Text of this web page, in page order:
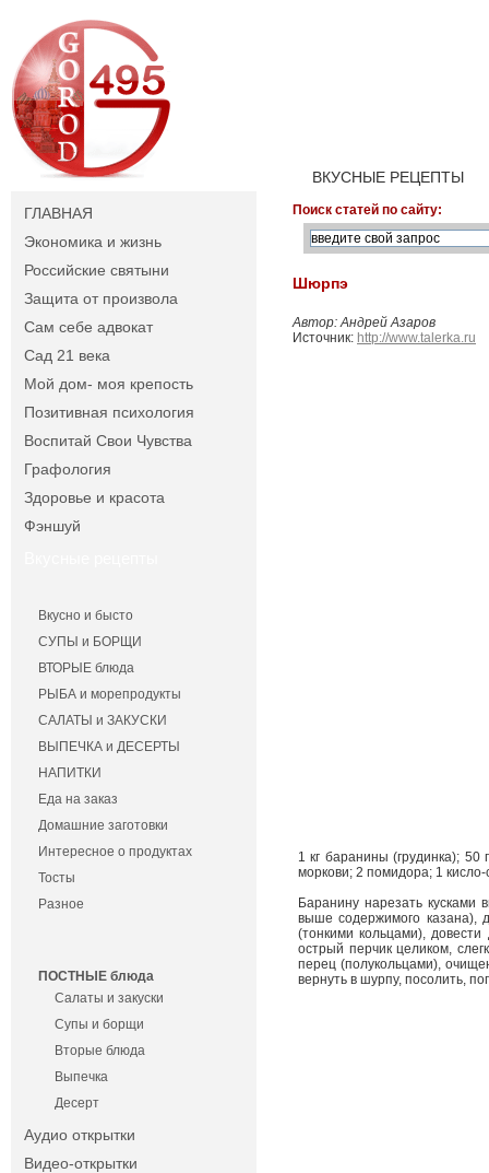
ГЛАВНАЯ
Экономика и жизнь
Российские святыни
Защита от произвола
Сам себе адвокат
Сад 21 века
Мой дом- моя крепость
Позитивная психология
Воспитай Свои Чувства
Графология
Здоровье и красота
Фэншуй
Вкусно и бысто
СУПЫ и БОРЩИ
ВТОРЫЕ блюда
РЫБА и морепродукты
САЛАТЫ и ЗАКУСКИ
ВЫПЕЧКА и ДЕСЕРТЫ
НАПИТКИ
Еда на заказ
Домашние заготовки
Интересное о продуктах
Тосты
Разное
ПОСТНЫЕ блюда
Салаты и закуски
Супы и борщи
Вторые блюда
Выпечка
Десерт
Аудио открытки
Видео-открытки
ВКУСНЫЕ РЕЦЕПТЫ
Поиск статей по сайту:
Шюрпэ
Автор: Андрей Азаров
Источник: http://www.talerka.ru
1 кг баранины (грудинка);
моркови; 2 помидора; 1
Баранину нарезать кусками
выше содержимого казана),
(тонкими кольцами),
острый перчик целиком,
перец (полукольцами),
вернуть в шурпу, посолить,